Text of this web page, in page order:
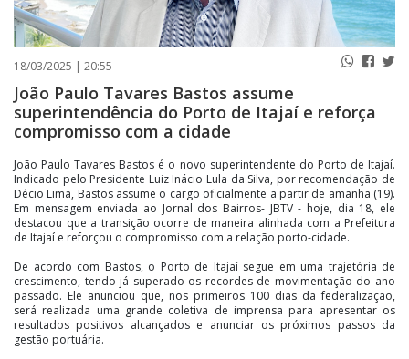
18/03/2025 | 20:55
João Paulo Tavares Bastos assume
superintendência do Porto de Itajaí e reforça
compromisso com a cidade
João Paulo Tavares Bastos é o novo superintendente do Porto de Itajaí.
Indicado pelo Presidente Luiz Inácio Lula da Silva, por recomendação de
Décio Lima, Bastos assume o cargo oficialmente a partir de amanhã (19).
Em mensagem enviada ao Jornal dos Bairros- JBTV - hoje, dia 18, ele
destacou que a transição ocorre de maneira alinhada com a Prefeitura
de Itajaí e reforçou o compromisso com a relação porto-cidade.
De acordo com Bastos, o Porto de Itajaí segue em uma trajetória de
crescimento, tendo já superado os recordes de movimentação do ano
passado. Ele anunciou que, nos primeiros 100 dias da federalização,
será realizada uma grande coletiva de imprensa para apresentar os
resultados positivos alcançados e anunciar os próximos passos da
gestão portuária.